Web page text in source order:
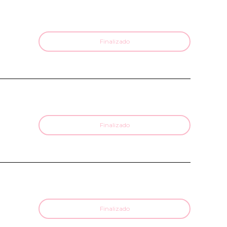
Finalizado
Finalizado
Finalizado